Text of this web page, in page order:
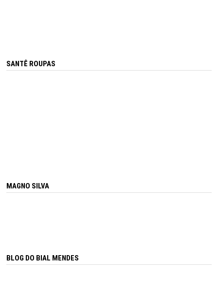
SANTÊ ROUPAS
MAGNO SILVA
BLOG DO BIAL MENDES